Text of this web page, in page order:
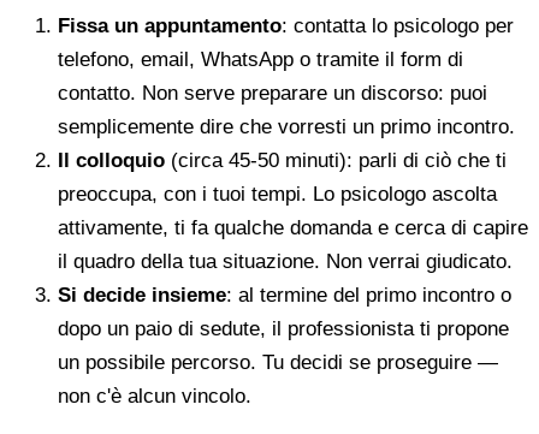
Fissa un appuntamento: contatta lo psicologo per
telefono, email, WhatsApp o tramite il form di
contatto. Non serve preparare un discorso: puoi
semplicemente dire che vorresti un primo incontro.
Il colloquio (circa 45-50 minuti): parli di ciò che ti
preoccupa, con i tuoi tempi. Lo psicologo ascolta
attivamente, ti fa qualche domanda e cerca di capire
il quadro della tua situazione. Non verrai giudicato.
Si decide insieme: al termine del primo incontro o
dopo un paio di sedute, il professionista ti propone
un possibile percorso. Tu decidi se proseguire —
non c'è alcun vincolo.